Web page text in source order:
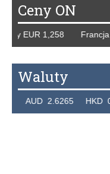
Ceny ON
EUR 1,258 Francja
Waluty
AUD 2.6265 HKD